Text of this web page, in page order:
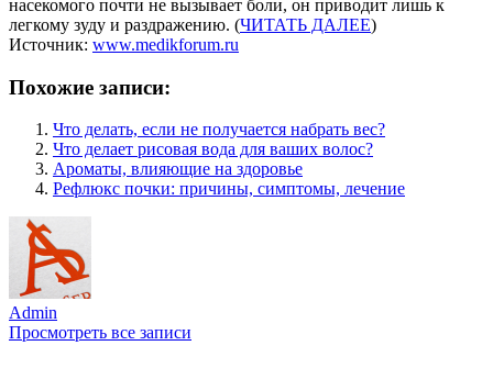
насекомого почти не вызывает боли, он приводит лишь к
легкому зуду и раздражению. (ЧИТАТЬ ДАЛЕЕ)
Источник: www.medikforum.ru
Похожие записи:
Что делать, если не получается набрать вес?
Что делает рисовая вода для ваших волос?
Ароматы, влияющие на здоровье
Рефлюкс почки: причины, симптомы, лечение
Admin
Просмотреть все записи